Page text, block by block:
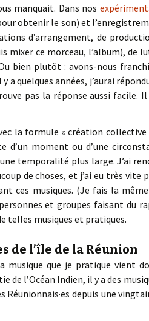
manquait. Dans nos
obtenir le son) et
d’arrangement, de
mixer ce morceau, l’album), de
bien plutôt : avons-nous
a quelques années, j’aurai
pas la réponse aussi
la formule « création
moment ou d’une
temporalité plus large. J’ai
de choses, et j’ai eu très vite
ces musiques. (Je fais la
et groupes faisant du
telles musiques et pratiques.
de l’île de la Réunion
musique que je pratique vient
de l’Océan Indien, il y a des
Réunionnais·es depuis une